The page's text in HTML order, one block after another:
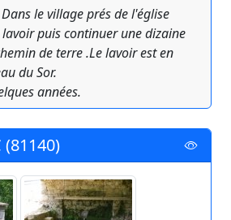
le village prés de l'église
puis continuer une dizaine
de terre .Le lavoir est en
du Sor.
années.
(81140)